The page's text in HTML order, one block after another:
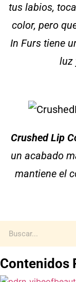
tus labios,
color, pero
In Furs tiene
luz
Crushed Lip
un acabado
mantiene el
Contenidos